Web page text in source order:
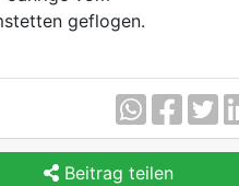
geflogen.
Beitrag teilen